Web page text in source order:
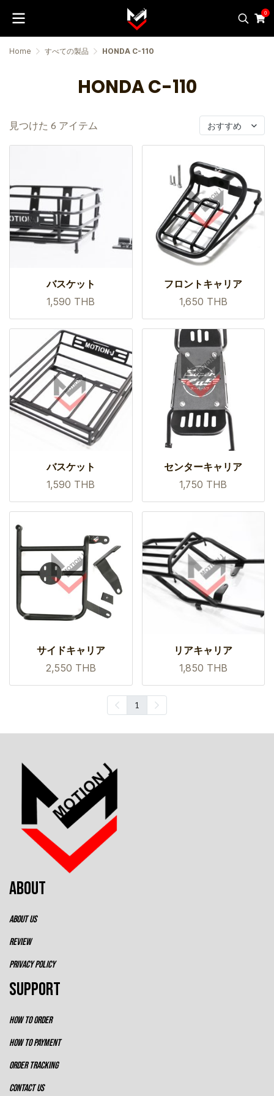
0
Home すべての製品 HONDA C-110
HONDA C-110
見つけた 6 アイテム おすすめ
バスケット
1,590 THB
フロントキャリア
1,650 THB
バスケット
1,590 THB
センターキャリア
1,750 THB
サイドキャリア
2,550 THB
リアキャリア
1,850 THB
1
ABOUT
ABOUT US
REVIEW
PRIVACY POLICY
SUPPORT
HOW TO ORDER
HOW TO PAYMENT
ORDER TRACKING
CONTACT US